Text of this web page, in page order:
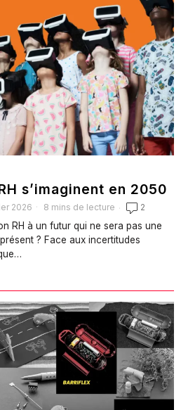
s’imaginent en 2050
2026 8 mins de lecture 2
RH à un futur qui ne sera pas une
? Face aux incertitudes